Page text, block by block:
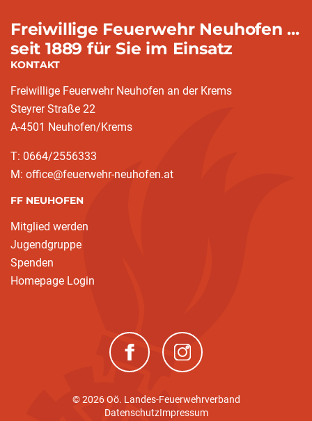
Freiwillige Feuerwehr Neuhofen ...
seit 1889 für Sie im Einsatz
KONTAKT
Freiwillige Feuerwehr Neuhofen an der Krems
Steyrer Straße 22
A-4501 Neuhofen/Krems
T: 0664/2556333
M: office@feuerwehr-neuhofen.at
FF NEUHOFEN
Mitglied werden
Jugendgruppe
Spenden
Homepage Login
(neues Fenster)(neues Fenster)
© 2026 Oö. Landes-Feuerwehrverband
DatenschutzImpressum